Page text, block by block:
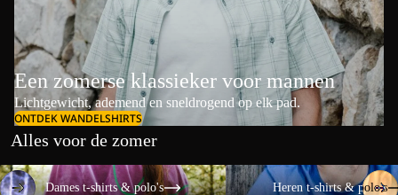
Een zomerse klassieker voor mannen
Lichtgewicht, ademend en sneldrogend op elk pad.
ONTDEK WANDELSHIRTS
Alles voor de zomer
Dames t-shirts & polo's
Dames t-shirts & polo's
Heren t-shirts & polo's
Heren t-shirts & polo's